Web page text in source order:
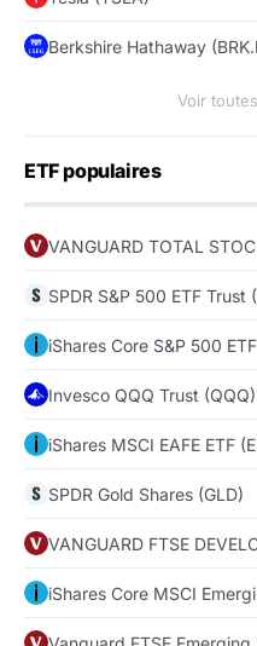
Berkshire Hathaway
Voir
ETF populaires
VANGUARD TOTAL
SPDR S&P 500 ETF Trust
iShares Core S&P 500
Invesco QQQ Trust (QQQ)
iShares MSCI EAFE ETF
SPDR Gold Shares (GLD)
VANGUARD FTSE
iShares Core MSCI